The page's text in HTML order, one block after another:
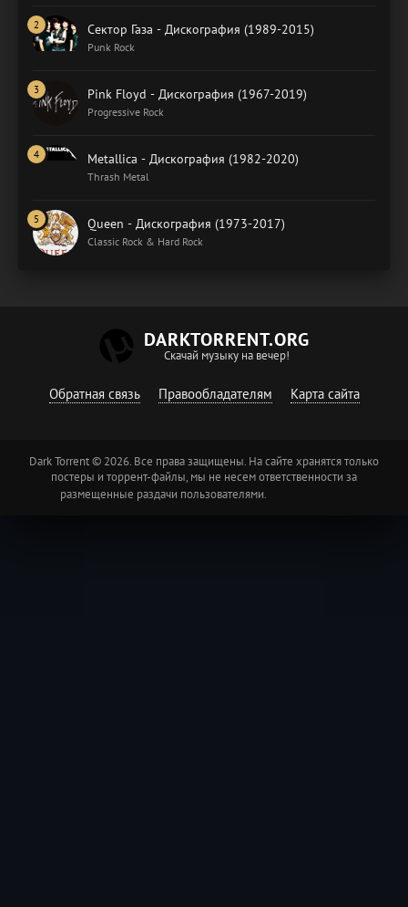
Сектор Газа - Дискография (1989-2015)
Punk Rock
Pink Floyd - Дискография (1967-2019)
Progressive Rock
Metallica - Дискография (1982-2020)
Thrash Metal
Queen - Дискография (1973-2017)
Classic Rock & Hard Rock
DARKTORRENT.ORG
Скачай музыку на вечер!
Обратная связь Правообладателям Карта сайта
Dark Torrent © 2026. Все права защищены. На сайте хранятся только
постеры и торрент-файлы, мы не несем ответственности за
размещенные раздачи пользователями.